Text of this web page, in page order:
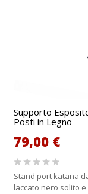
Supporto
Posti in Legno
79,00 €
Stand port katana
laccato nero solito